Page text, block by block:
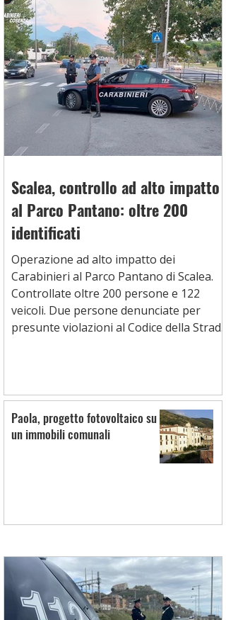
Scalea, controllo ad alto impatto
al Parco Pantano: oltre 200
identificati
Operazione ad alto impatto dei
Carabinieri al Parco Pantano di Scalea.
Controllate oltre 200 persone e 122
veicoli. Due persone denunciate per
presunte violazioni al Codice della Strada
Paola, progetto fotovoltaico su
un immobili comunali